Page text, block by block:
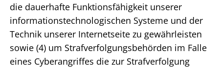
die dauerhafte Funktionsfähigkeit unserer
informationstechnologischen Systeme und der
Technik unserer Internetseite zu gewährleisten
sowie (4) um Strafverfolgungsbehörden im Falle
eines Cyberangriffes die zur Strafverfolgung